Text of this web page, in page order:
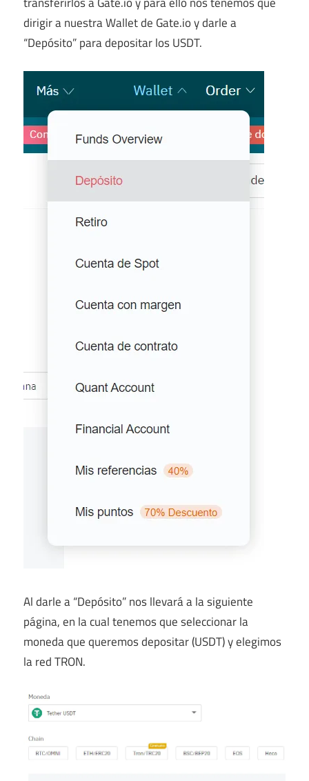
dirigir a nuestra Wallet de Gate.io y darle a
“Depósito” para depositar los USDT.
Al darle a “Depósito” nos llevará a la siguiente
página, en la cual tenemos que seleccionar la
moneda que queremos depositar (USDT) y elegimos
la red TRON.